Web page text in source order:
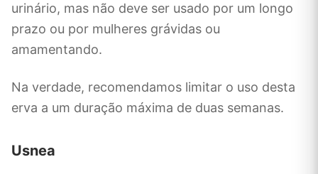
urinário, mas não deve ser usado por um longo
prazo ou por mulheres grávidas ou
amamentando.
Na verdade, recomendamos limitar o uso desta
erva a um duração máxima de duas semanas.
Usnea